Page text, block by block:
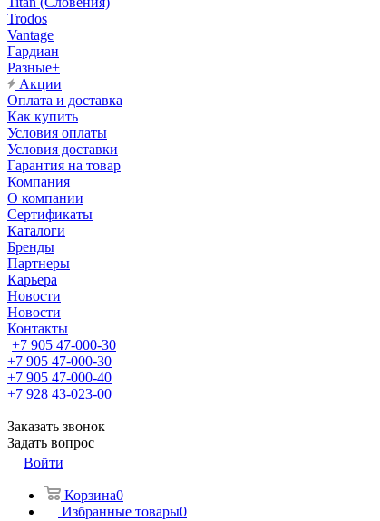
Trodos
Vantage
Гардиан
Разные+
Акции
Оплата и доставка
Как купить
Условия оплаты
Условия доставки
Гарантия на товар
Компания
О компании
Сертификаты
Каталоги
Бренды
Партнеры
Карьера
Новости
Новости
Контакты
+7 905 47-000-30
+7 905 47-000-30
+7 905 47-000-40
+7 928 43-023-00
Заказать звонок
Задать вопрос
Войти
Корзина0
Избранные товары0